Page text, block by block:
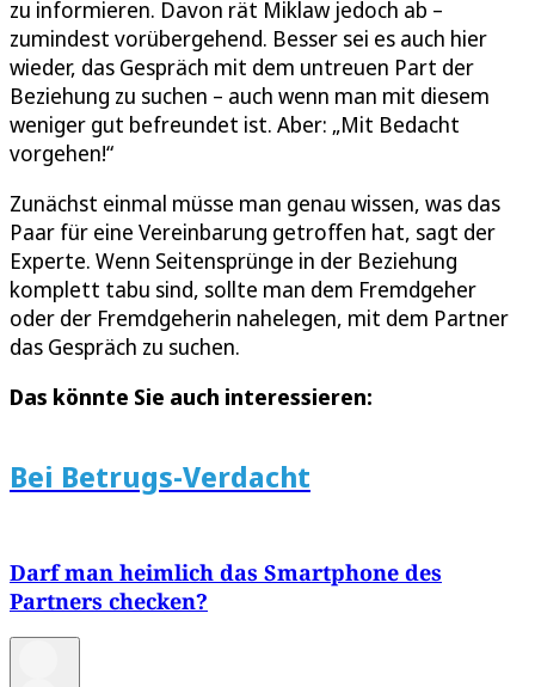
zu informieren. Davon rät Miklaw jedoch ab –
zumindest vorübergehend. Besser sei es auch hier
wieder, das Gespräch mit dem untreuen Part der
Beziehung zu suchen – auch wenn man mit diesem
weniger gut befreundet ist. Aber: „Mit Bedacht
vorgehen!“
Zunächst einmal müsse man genau wissen, was das
Paar für eine Vereinbarung getroffen hat, sagt der
Experte. Wenn Seitensprünge in der Beziehung
komplett tabu sind, sollte man dem Fremdgeher
oder der Fremdgeherin nahelegen, mit dem Partner
das Gespräch zu suchen.
Das könnte Sie auch interessieren:
Bei Betrugs-Verdacht
Darf man heimlich das Smartphone des
Partners checken?